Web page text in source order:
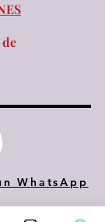
de
WhatsApp